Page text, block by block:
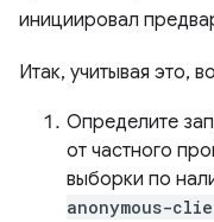
инициировал
Итак, учитывая это,
Определите
от частного
выборки по
anonymous-